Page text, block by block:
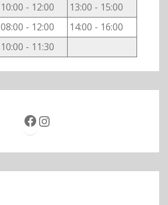
10:00 - 12:00
13:00 - 15:00
08:00 - 12:00
14:00 - 16:00
10:00 - 11:30
Facebook
Instagram